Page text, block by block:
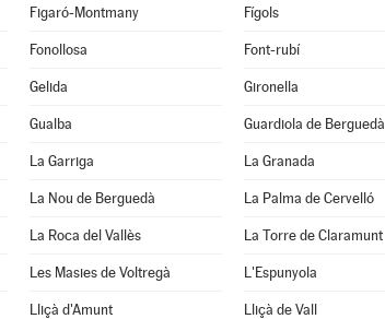
Figaró-Montmany Fígols
Fonollosa Font-rubí
Gelida Gironella
Gualba Guardiola de Berguedà
La Garriga La Granada
La Nou de Berguedà La Palma de Cervelló
La Roca del Vallès La Torre de Claramunt
Les Masies de Voltregà L'Espunyola
Lliçà d'Amunt Lliçà de Vall